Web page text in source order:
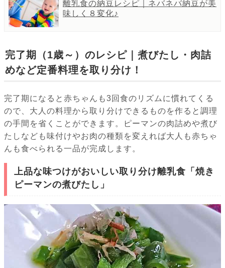
離乳食の納豆レシピ｜ネバネバ納豆が美
味しく８変化♪
完了期（1歳～）のレシピ｜煮びたし・肉詰
めなど定番料理を取り分け！
完了期になると赤ちゃんも3回食のリズムに慣れてくる
ので、大人の料理から取り分けできるものを作ると調理
の手間を省くことができます。ピーマンの肉詰めや煮び
たしなども味付けやお肉の種類を変えれば大人も赤ちゃ
んも食べられる一品が完成します。
上品な味つけがおいしい取り分け離乳食「焼き
ピーマンの煮びたし」